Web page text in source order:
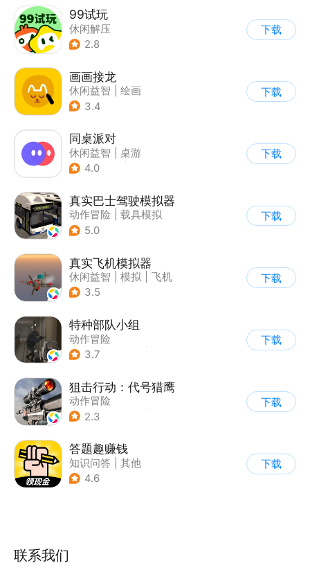
99试玩
休闲解压
2.8
下载
画画接龙
休闲益智
绘画
3.4
下载
同桌派对
休闲益智
桌游
| 派对游戏
4.0
下载
真实巴士驾驶模拟器
动作冒险
载具模拟
| 汽车
5.0
下载
真实飞机模拟器
休闲益智 模拟
飞机
| 写实
3.5
下载
特种部队小组
动作冒险
| 第一人称射击
3.7
下载
狙击行动：代号猎鹰
动作冒险
| 第一人称射击
2.3
下载
答题趣赚钱
知识问答
其他
| 休闲解压
4.6
下载
联系我们